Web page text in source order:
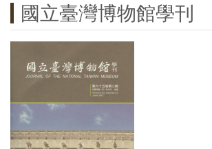
博
國立臺灣博物館學刊